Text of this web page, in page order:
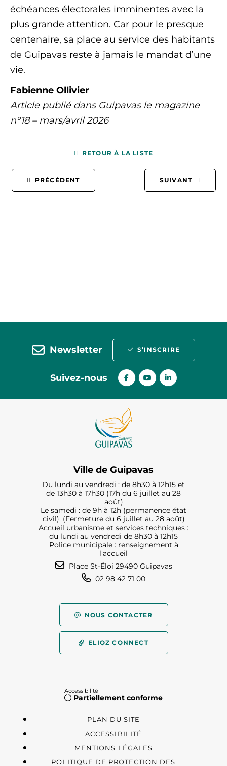
échéances électorales imminentes avec la
plus grande attention. Car pour le presque
centenaire, sa place au service des habitants
de Guipavas reste à jamais le mandat d’une
vie.
Fabienne Ollivier
Article publié dans Guipavas le magazine
n°18 – mars/avril 2026
PRÉCÉDENT
RETOUR À LA LISTE
SUIVANT
Newsletter S’INSCRIRE
Suivez-nous
Ville de Guipavas
Du lundi au vendredi : de 8h30 à 12h15 et
de 13h30 à 17h30 (17h du 6 juillet au 28
août)
Le samedi : de 9h à 12h (permanence état
civil). (Fermeture du 6 juillet au 28 août)
Accueil urbanisme et services techniques :
du lundi au vendredi de 8h30 à 12h15
Police municipale : renseignement à
l'accueil
Place St-Éloi 29490 Guipavas
02 98 42 71 00
NOUS CONTACTER
ELIOZ CONNECT
Accessibilité
Partiellement conforme
PLAN DU SITE
ACCESSIBILITÉ
MENTIONS LÉGALES
POLITIQUE DE PROTECTION DES